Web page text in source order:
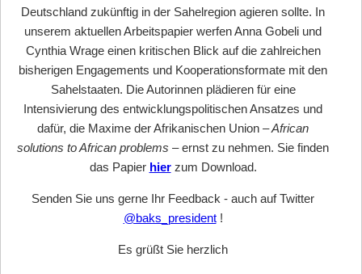
Deutschland zukünftig in der Sahelregion agieren sollte. In
unserem aktuellen Arbeitspapier werfen Anna Gobeli und
Cynthia Wrage einen kritischen Blick auf die zahlreichen
bisherigen Engagements und Kooperationsformate mit den
Sahelstaaten. Die Autorinnen plädieren für eine
Intensivierung des entwicklungspolitischen Ansatzes und
dafür, die Maxime der Afrikanischen Union – African
solutions to African problems –ernst zu nehmen. Sie finden
das Papier hierzum Download.
Senden Sie uns gerne Ihr Feedback - auch auf Twitter
@baks_president!
Es grüßt Sie herzlich